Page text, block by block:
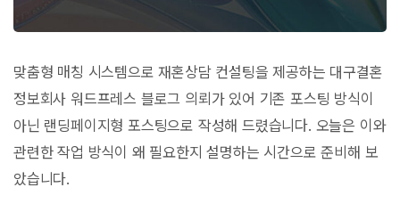
맞춤형 매칭 시스템으로 재혼상담 컨설팅을 제공하는 대구결혼
정보회사 워드프레스 블로그 의뢰가 있어 기존 포스팅 방식이
아닌 랜딩페이지형 포스팅으로 작성해 드렸습니다. 오늘은 이와
관련한 작업 방식이 왜 필요한지 설명하는 시간으로 준비해 보
았습니다.